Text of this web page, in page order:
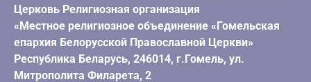
Церковь Религиозная организация
«Местное религиозное объединение «Гомельская
епархия Белорусской Православной Церкви»
Республика Беларусь, 246014, г.Гомель, ул.
Митрополита Филарета, 2